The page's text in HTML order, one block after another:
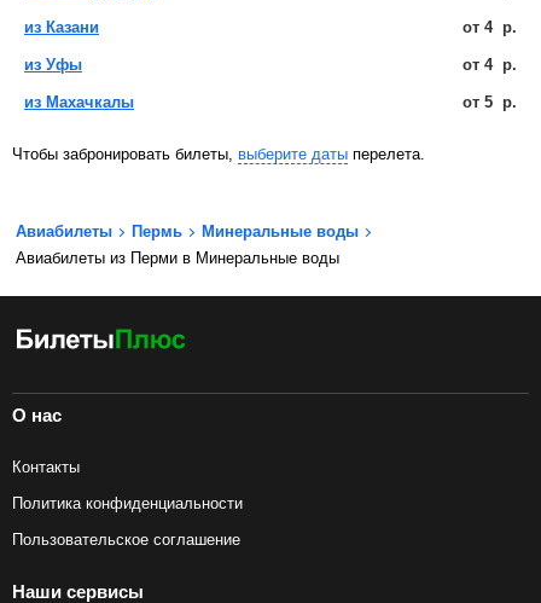
из Казани от 4 р.
из Уфы от 4 р.
из Махачкалы от 5 р.
Чтобы забронировать билеты, выберите даты перелета.
Авиабилеты Пермь
Минеральные воды
Авиабилеты из Перми в Минеральные воды
О нас
Контакты
Политика конфиденциальности
Пользовательское соглашение
Наши сервисы